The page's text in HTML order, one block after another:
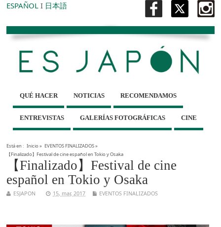
ESPAÑOL I 日本語
QUÉ HACER NOTICIAS RECOMENDAMOS
ENTREVISTAS GALERÍAS FOTOGRÁFICAS CINE
Está en : Inicio» EVENTOS FINALIZADOS»
【Finalizado】Festival de cine español en Tokio y Osaka
【Finalizado】Festival de cine
español en Tokio y Osaka
ESJAPON 15, mar, 2017 EVENTOS FINALIZADOS